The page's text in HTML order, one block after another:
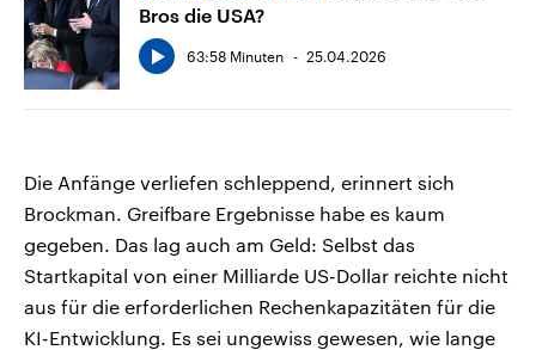
Bros die USA?
63:58 Minuten 25.04.2026
Die Anfänge verliefen schleppend, erinnert sich
Brockman. Greifbare Ergebnisse habe es kaum
gegeben. Das lag auch am Geld: Selbst das
Startkapital von einer Milliarde US-Dollar reichte nicht
aus für die erforderlichen Rechenkapazitäten für die
KI-Entwicklung. Es sei ungewiss gewesen, wie lange